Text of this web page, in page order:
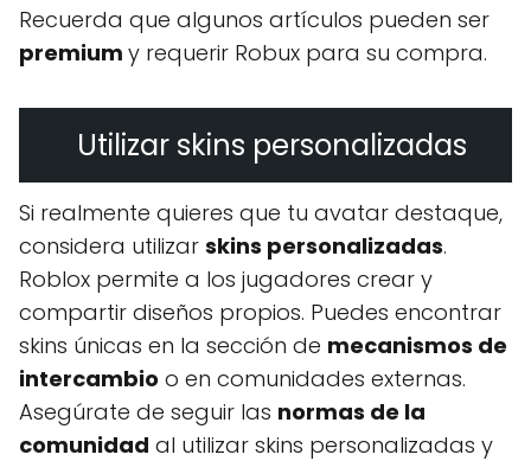
Recuerda que algunos artículos pueden ser
premium y requerir Robux para su compra.
Utilizar skins personalizadas
Si realmente quieres que tu avatar destaque,
considera utilizar skins personalizadas.
Roblox permite a los jugadores crear y
compartir diseños propios. Puedes encontrar
skins únicas en la sección de mecanismos de
intercambio o en comunidades externas.
Asegúrate de seguir las normas de la
comunidad al utilizar skins personalizadas y